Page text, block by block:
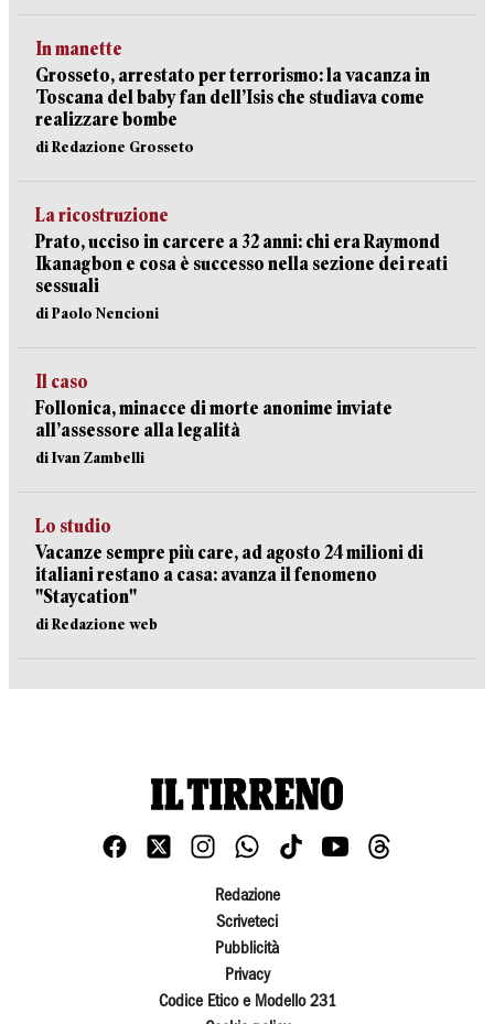
In manette
Grosseto, arrestato per terrorismo: la vacanza in
Toscana del baby fan dell’Isis che studiava come
realizzare bombe
di Redazione Grosseto
La ricostruzione
Prato, ucciso in carcere a 32 anni: chi era Raymond
Ikanagbon e cosa è successo nella sezione dei reati
sessuali
di Paolo Nencioni
Il caso
Follonica, minacce di morte anonime inviate
all’assessore alla legalità
di Ivan Zambelli
Lo studio
Vacanze sempre più care, ad agosto 24 milioni di
italiani restano a casa: avanza il fenomeno
"Staycation"
di Redazione web
Redazione
Scriveteci
Pubblicità
Privacy
Codice Etico e Modello 231